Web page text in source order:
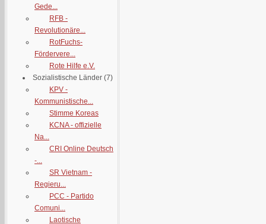
Gede...
RFB -
Revolutionäre...
RotFuchs-
Fördervere...
Rote Hilfe e.V.
Sozialistische Länder (7)
KPV -
Kommunistische...
Stimme Koreas
KCNA - offizielle
Na...
CRI Online Deutsch
-...
SR Vietnam -
Regieru...
PCC - Partido
Comuni...
Laotische